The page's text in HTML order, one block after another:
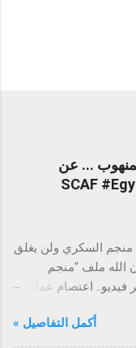
... عن
السكري ولن يغلق
الله ملف "منجم
اعتصام عمال
- ملف حقوق العمال
فايد بذهب مصر
أكمل التفاصيل »